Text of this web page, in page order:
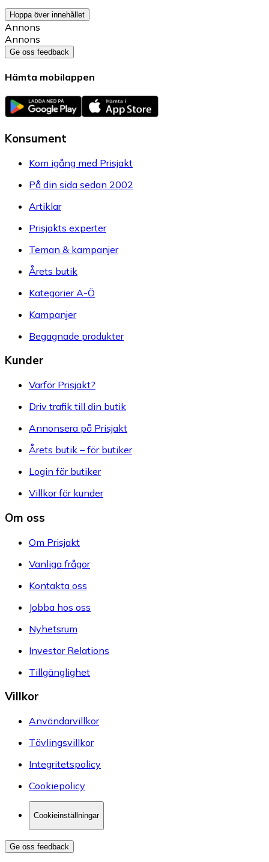
Hoppa över innehållet
Annons
Annons
Ge oss feedback
Hämta mobilappen
Konsument
Kom igång med Prisjakt
På din sida sedan 2002
Artiklar
Prisjakts experter
Teman & kampanjer
Årets butik
Kategorier A-Ö
Kampanjer
Begagnade produkter
Kunder
Varför Prisjakt?
Driv trafik till din butik
Annonsera på Prisjakt
Årets butik – för butiker
Login för butiker
Villkor för kunder
Om oss
Om Prisjakt
Vanliga frågor
Kontakta oss
Jobba hos oss
Nyhetsrum
Investor Relations
Tillgänglighet
Villkor
Användarvillkor
Tävlingsvillkor
Integritetspolicy
Cookiepolicy
Cookieinställningar
Ge oss feedback